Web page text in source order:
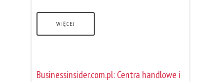
WIĘCEJ
Businessinsider.com.pl: Centra handlowe i